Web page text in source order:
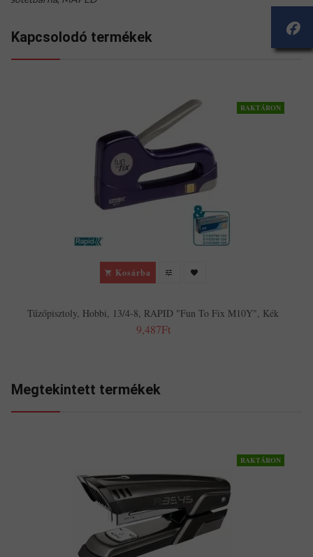
Kapcsolodó termékek
RAKTÁRON
Kosárba
Tűzőpisztoly, Hobbi, 13/4-8, RAPID "Fun To Fix M10Y", Kék
9,487Ft
Megtekintett termékek
RAKTÁRON